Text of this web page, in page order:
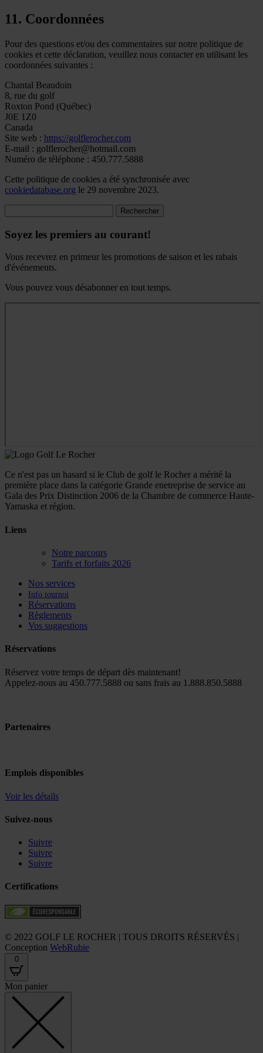
11. Coordonnées
Pour des questions et/ou des commentaires sur notre politique de
cookies et cette déclaration, veuillez nous contacter en utilisant les
coordonnées suivantes :
Chantal Beaudoin
8, rue du golf
Roxton Pond (Québec)
J0E 1Z0
Canada
Site web : https://golflerocher.com
E-mail : golflerocher@hotmail.com
Numéro de téléphone : 450.777.5888
Cette politique de cookies a été synchronisée avec
cookiedatabase.org le 29 novembre 2023.
Soyez les premiers au courant!
Vous recevrez en primeur les promotions de saison et les rabais
d'événements.
Vous pouvez vous désabonner en tout temps.
Ce n'est pas un hasard si le Club de golf le Rocher a mérité la
première place dans la catégorie Grande enetreprise de service au
Gala des Prix Distinction 2006 de la Chambre de commerce Haute-
Yamaska et région.
Liens
Notre parcours
Tarifs et forfaits 2026
Nos services
Info tournoi
Réservations
Règlements
Vos suggestions
Réservations
Réservez votre temps de départ dès maintenant!
Appelez-nous au 450.777.5888 ou sans frais au 1.888.850.5888
Partenaires
Emplois disponibles
Voir les détails
Suivez-nous
Suivre
Suivre
Suivre
Certifications
© 2022 GOLF LE ROCHER | TOUS DROITS RÉSERVÉS |
Conception WebRubie
0
Mon panier